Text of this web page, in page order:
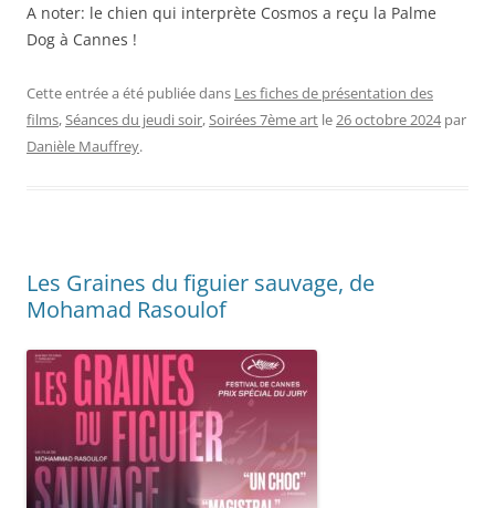
A noter: le chien qui interprète Cosmos a reçu la Palme
Dog à Cannes !
Cette entrée a été publiée dans Les fiches de présentation des
films,Séances du jeudi soir,Soirées 7ème art le26 octobre 2024 par
Danièle Mauffrey.
Les Graines du figuier sauvage, de
Mohamad Rasoulof